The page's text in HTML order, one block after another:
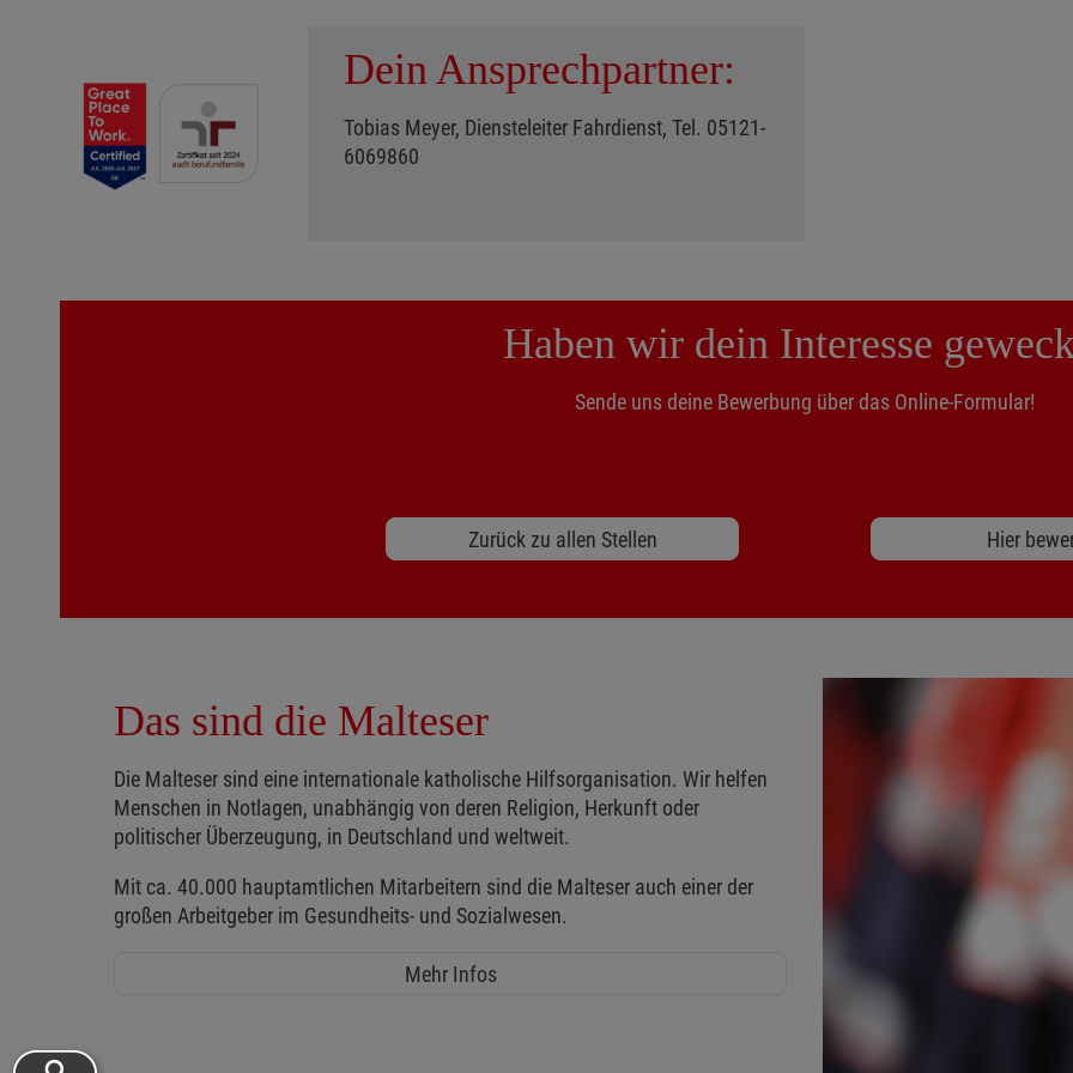
Dein Ansprechpartner:
Tobias Meyer, Diensteleiter Fahrdienst, Tel. 05121-
6069860
Haben wir dein Interesse
Sende uns deine Bewerbung über das Online-Formular!
Zurück zu allen Stellen Hier
Das sind die Malteser
Die Malteser sind eine internationale katholische Hilfsorganisation. Wir helfen
Menschen in Notlagen, unabhängig von deren Religion, Herkunft oder
politischer Überzeugung, in Deutschland und weltweit.
Mit ca. 40.000 hauptamtlichen Mitarbeitern sind die Malteser auch einer der
großen Arbeitgeber im Gesundheits- und Sozialwesen.
Mehr Infos